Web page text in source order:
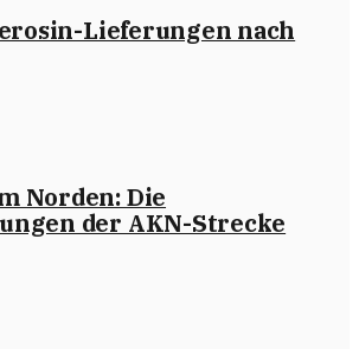
Lieferungen nach
Norden: Die
der AKN-Strecke